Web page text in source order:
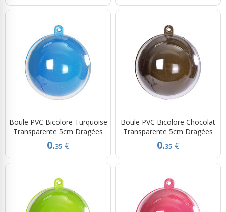
Boule PVC Bicolore Turquoise
Transparente 5cm Dragées
0.35 €
Boule PVC Bicolore Chocolat
Transparente 5cm Dragées
0.35 €